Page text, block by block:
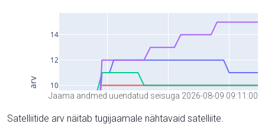
Jaama andmed uuendatud seisuga 2026-08-09 09:11:00
Satelliitide arv näitab tugijaamale nähtavaid satelliite.